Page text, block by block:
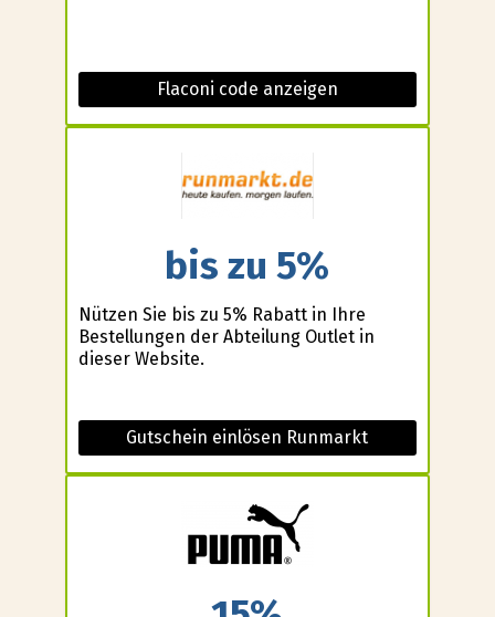
Flaconi code anzeigen
bis zu 5%
Nützen Sie bis zu 5% Rabatt in Ihre
Bestellungen der Abteilung Outlet in
dieser Website.
Gutschein einlösen Runmarkt